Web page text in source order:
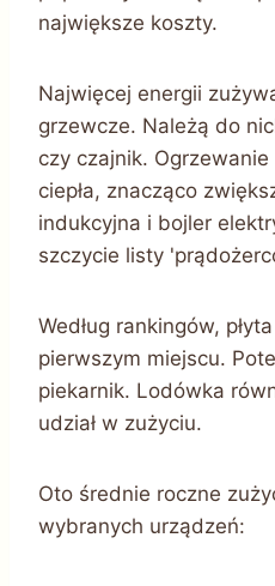
największe koszty.
Najwięcej energii
grzewcze. Należą do
czy czajnik.
ciepła, znacząco
indukcyjna i bojler
szczycie listy
Według rankingów,
pierwszym miejscu.
piekarnik. Lodówka
udział w zużyciu.
Oto średnie roczne
wybranych urządzeń: